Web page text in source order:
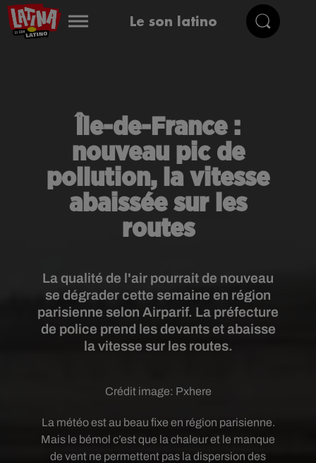
Le son latino
Île-de-France :
nouveau pic de
pollution, la vitesse
abaissée sur les
routes
La qualité de l'air pourrait de nouveau
se dégrader cette semaine en région
parisienne selon Airparif. La préfecture
de police prend les devants et abaisse
la vitesse sur les routes.
Crédit image: Pxhere
La météo est au beau fixe en région parisienne.
Mais le bémol c’est que la chaleur et le manque
de vent ne permettent pas la dispersion des